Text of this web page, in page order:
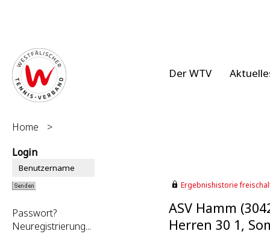
Der WTV
Home
>
Login
Passwort?
Neuregistrierung...
Ergebnishistorie
ASV Hamm
Herren 30 1,